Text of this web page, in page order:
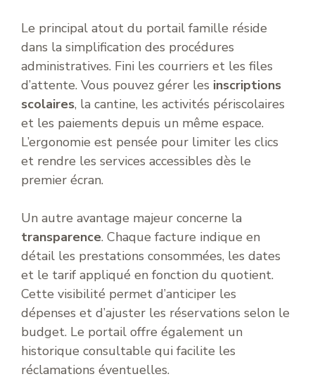
Le principal atout du portail famille réside
dans la simplification des procédures
administratives. Fini les courriers et les files
d’attente. Vous pouvez gérer les inscriptions
scolaires, la cantine, les activités périscolaires
et les paiements depuis un même espace.
L’ergonomie est pensée pour limiter les clics
et rendre les services accessibles dès le
premier écran.
Un autre avantage majeur concerne la
transparence. Chaque facture indique en
détail les prestations consommées, les dates
et le tarif appliqué en fonction du quotient.
Cette visibilité permet d’anticiper les
dépenses et d’ajuster les réservations selon le
budget. Le portail offre également un
historique consultable qui facilite les
réclamations éventuelles.